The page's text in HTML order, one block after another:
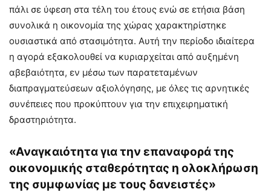
πάλι σε ύφεση στα τέλη του έτους ενώ σε ετήσια βάση
συνολικά η οικονομία της χώρας χαρακτηρίστηκε
ουσιαστικά από στασιμότητα. Αυτή την περίοδο ιδιαίτερα
η αγορά εξακολουθεί να κυριαρχείται από αυξημένη
αβεβαιότητα, εν μέσω των παρατεταμένων
διαπραγματεύσεων αξιολόγησης, με όλες τις αρνητικές
συνέπειες που προκύπτουν για την επιχειρηματική
δραστηριότητα.
«Αναγκαιότητα για την επαναφορά της
οικονομικής σταθερότητας η ολοκλήρωση
της συμφωνίας με τους δανειστές»